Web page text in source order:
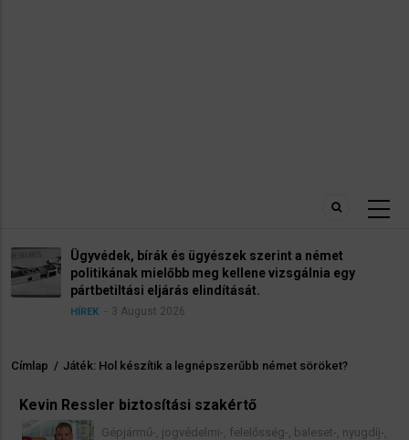
Ügyvédek, bírák és ügyészek szerint a német
politikának mielőbb meg kellene vizsgálnia egy
pártbetiltási eljárás elindítását.
HÍREK 3 August 2026
Morzsa
Címlap / Játék: Hol készítik a legnépszerűbb német söröket?
Kevin Ressler biztosítási szakértő
Gépjármű-, jogvédelmi-, felelősség-, baleset-, nyugdíj-,